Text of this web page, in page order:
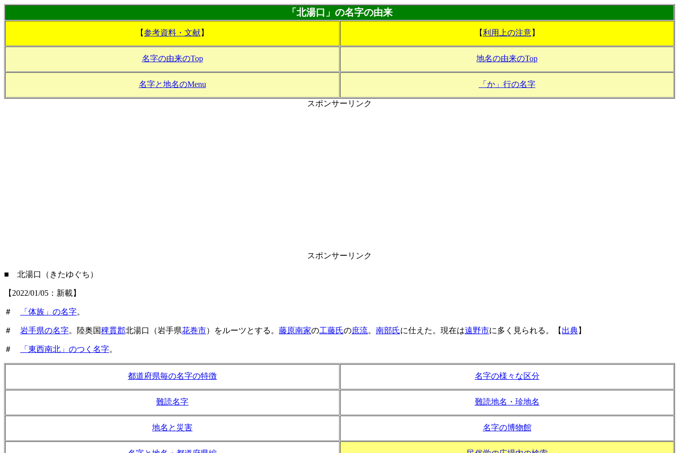
「北湯口」の名字の由来
【参考資料・文献】 【利用上の注意】
名字の由来のTop 地名の由来のTop
名字と地名のMenu 「か」行の名字
スポンサーリンク
スポンサーリンク
■ 北湯口（きたゆぐち）
【2022/01/05：新載】
＃ 「体族」の名字。
＃ 岩手県の名字。陸奥国稗貫郡北湯口（岩手県花巻市）をルーツとする。 藤原南家の工藤氏の庶流。 南部氏に仕えた。現在は遠野市に多く見られる。【 出典】
＃ 「東西南北」のつく名字。
都道府県毎の名字の特徴 名字の様々な区分
難読名字 難読地名・珍地名
地名と災害 名字の博物館